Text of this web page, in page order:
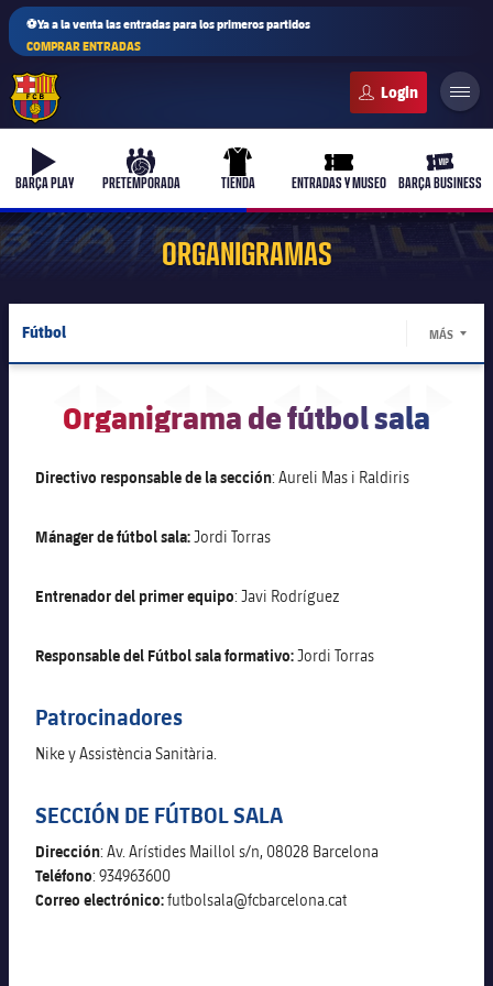
⚽Ya a la venta las entradas para los primeros partidos
COMPRAR ENTRADAS
b-play
BARÇA PLAY
culers-ball
PRETEMPORADA
uniform
TIENDA
ticket-full
ENTRADAS Y MUSEO
ticket-
BARÇA BUSINESS
PLUSICON
MÁS
Femenino
plusicon
más
Fotos
Jugadoras históricas
plusicon
más
Fotos
Historia
plusicon
más
Noticias
Sobre Nosotros
Formativo masculino
plusicon
más
Juvenil A
Juvenil B
SUB16
Formativo femenino
plusicon
más
Actualidad
Fotos
Femenino B
Femenino C
F. Barça Genuine
Campus Verano
Primer Equipo
plusicon
más
ORGANIGRAMAS
Fútbol MÁS
Balonmano
Fútbol Sala
Hockey Patines
Organigrama de fútbol sala
Directivo responsable de la sección: Aureli Mas i Raldiris
Mánager de fútbol sala:Jordi Torras
Entrenador del primer equipo: Javi Rodríguez
Responsable del Fútbol sala formativo:Jordi Torras
Patrocinadores
Nike y Assistència Sanitària.
SECCIÓN DE FÚTBOL SALA
Dirección: Av. Arístides Maillol s/n, 08028 Barcelona
Teléfono: 934963600
Correo electrónico:futbolsala@fcbarcelona.cat